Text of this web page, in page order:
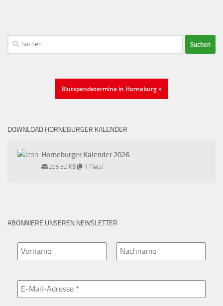
Suchen
nach:
Blutspendetermine in Horneburg »
DOWNLOAD HORNEBURGER KALENDER
Horneburger Kalender 2026
295.32 KB 1 file(s)
ABONNIERE UNSEREN NEWSLETTER